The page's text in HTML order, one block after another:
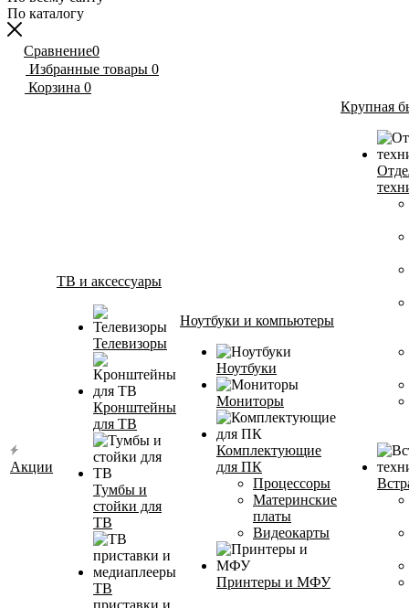
По каталогу
Сравнение0
Избранные товары 0
Корзина 0
Акции
ТВ и аксессуары
Телевизоры
Кронштейны
для ТВ
Тумбы и
стойки для
ТВ
ТВ
приставки и
Ноутбуки и компьютеры
Ноутбуки
Мониторы
Комплектующие
для ПК
Процессоры
Материнские
платы
Видеокарты
Принтеры и МФУ
Крупная